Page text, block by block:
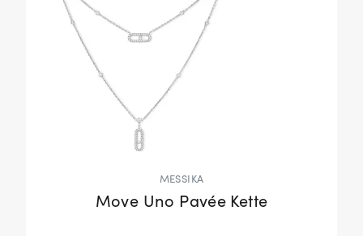
MESSIKA
Move Uno Pavée Kette